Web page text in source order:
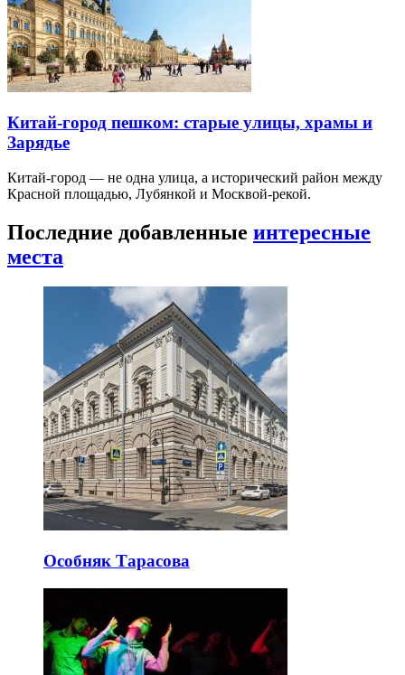
Китай-город пешком: старые улицы, храмы и
Зарядье
Китай-город — не одна улица, а исторический район между
Красной площадью, Лубянкой и Москвой-рекой.
Последние добавленные интересные
места
Особняк Тарасова